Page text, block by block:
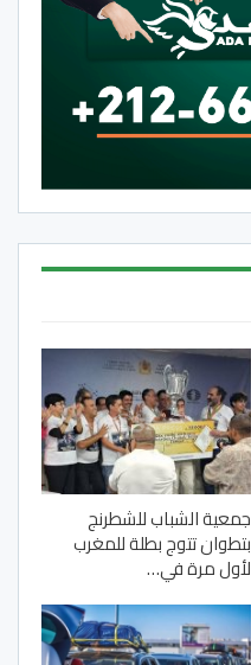
جمعية الشباب للشطرنج
بتطوان تتوج بطلة للمغرب
لأول مرة في…